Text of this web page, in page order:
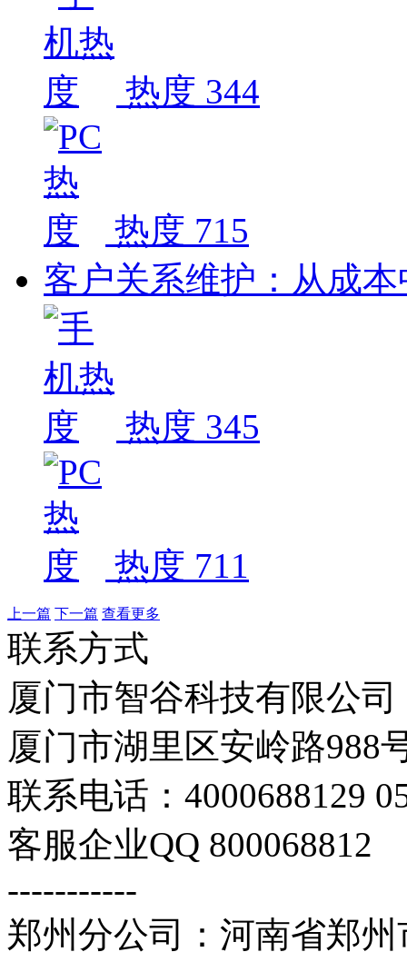
热度 344
热度 715
客户关系维护：从成
热度 345
热度 711
上一篇 下一篇 查看更多
联系方式
厦门市智谷科技有限公司
厦门市湖里区安岭路988
联系电话：4000688129
客服企业QQ 800068812
-----------
郑州分公司：河南省郑